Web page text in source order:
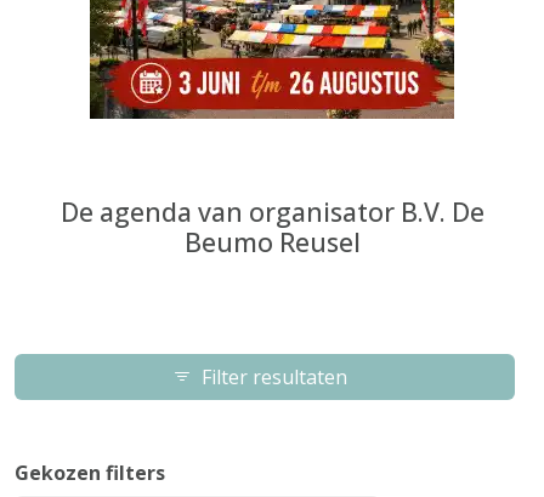
De agenda van organisator B.V. De
Beumo Reusel
Filter resultaten
Gekozen filters